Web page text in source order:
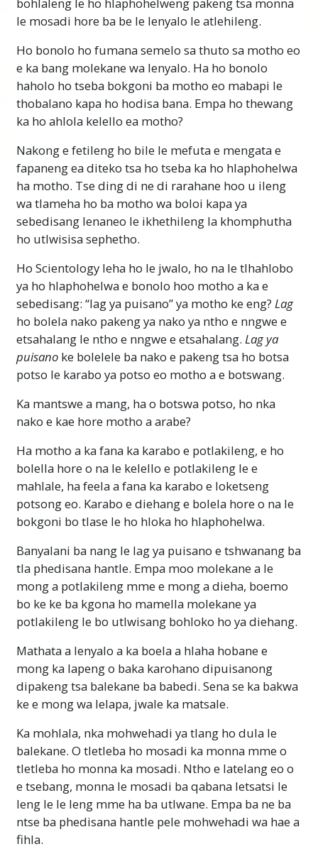
bohlaleng le ho hlaphohelweng pakeng tsa monna
le mosadi hore ba be le lenyalo le atlehileng.
Ho bonolo ho fumana semelo sa thuto sa motho eo
e ka bang molekane wa lenyalo. Ha ho bonolo
haholo ho tseba bokgoni ba motho eo mabapi le
thobalano kapa ho hodisa bana. Empa ho thewang
ka ho ahlola kelello ea motho?
Nakong e fetileng ho bile le mefuta e mengata e
fapaneng ea diteko tsa ho tseba ka ho hlaphohelwa
ha motho. Tse ding di ne di rarahane hoo u ileng
wa tlameha ho ba motho wa boloi kapa ya
sebedisang lenaneo le ikhethileng la khomphutha
ho utlwisisa sephetho.
Ho Scientology leha ho le jwalo, ho na le tlhahlobo
ya ho hlaphohelwa e bonolo hoo motho a ka e
sebedisang: “lag ya puisano” ya motho ke eng? Lag
ho bolela nako pakeng ya nako ya ntho e nngwe e
etsahalang le ntho e nngwe e etsahalang. Lag ya
puisano ke bolelele ba nako e pakeng tsa ho botsa
potso le karabo ya potso eo motho a e botswang.
Ka mantswe a mang, ha o botswa potso, ho nka
nako e kae hore motho a arabe?
Ha motho a ka fana ka karabo e potlakileng, e ho
bolella hore o na le kelello e potlakileng le e
mahlale, ha feela a fana ka karabo e loketseng
potsong eo. Karabo e diehang e bolela hore o na le
bokgoni bo tlase le ho hloka ho hlaphohelwa.
Banyalani ba nang le lag ya puisano e tshwanang ba
tla phedisana hantle. Empa moo molekane a le
mong a potlakileng mme e mong a dieha, boemo
bo ke ke ba kgona ho mamella molekane ya
potlakileng le bo utlwisang bohloko ho ya diehang.
Mathata a lenyalo a ka boela a hlaha hobane e
mong ka lapeng o baka karohano dipuisanong
dipakeng tsa balekane ba babedi. Sena se ka bakwa
ke e mong wa lelapa, jwale ka matsale.
Ka mohlala, nka mohwehadi ya tlang ho dula le
balekane. O tletleba ho mosadi ka monna mme o
tletleba ho monna ka mosadi. Ntho e latelang eo o
e tsebang, monna le mosadi ba qabana letsatsi le
leng le le leng mme ha ba utlwane. Empa ba ne ba
ntse ba phedisana hantle pele mohwehadi wa hae a
fihla.